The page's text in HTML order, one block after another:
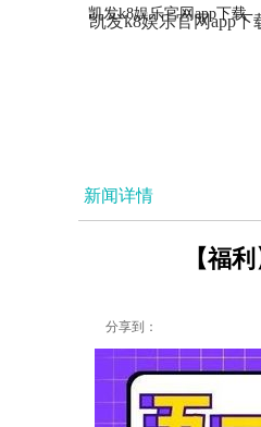
凯发k8娱乐官网app下载
凯发k8娱乐官网app下
新闻详情
【福
分享到：